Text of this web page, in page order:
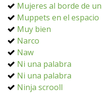
Mujeres al borde de
Muppets en el espacio
Muy bien
Narco
Naw
Ni una palabra
Ni una palabra
Ninja scrooll